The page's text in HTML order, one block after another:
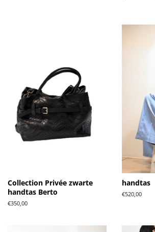
Collection Privée zwarte
handtas Berto
Normale
€350,00
handtas
Normale
€520,00